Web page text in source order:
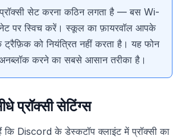
प्रॉक्सी सेट करना कठिन लगता है — बस Wi-
पर स्विच करें। स्कूल का फ़ायरवॉल आपके
ट्रैफ़िक को नियंत्रित नहीं करता है। यह फोन
करने का सबसे आसान तरीका है।
प्रॉक्सी सेटिंग्स
कि Discord के डेस्कटॉप क्लाइंट में प्रॉक्सी का